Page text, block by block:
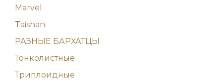
Marvel
Taishan
РАЗНЫЕ БАРХАТЦЫ
Тонколистные
Триплоидные